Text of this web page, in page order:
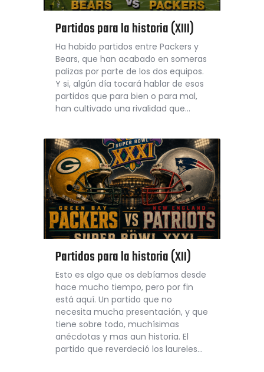
Partidos para la historia (XIII)
Ha habido partidos entre Packers y
Bears, que han acabado en someras
palizas por parte de los dos equipos.
Y si, algún día tocará hablar de esos
partidos que para bien o para mal,
han cultivado una rivalidad que…
Partidos para la historia (XII)
Esto es algo que os debíamos desde
hace mucho tiempo, pero por fin
está aquí. Un partido que no
necesita mucha presentación, y que
tiene sobre todo, muchísimas
anécdotas y mas aun historia. El
partido que reverdeció los laureles…